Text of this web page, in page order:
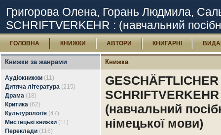
Григорова Олена, Горань Людмила,
SCHRIFTVERKEHR : (навчальний
ГОЛОВНА КНИЖКИ АВТОРИ КНИГАРНІ
Книжки за жанрами
Аудіокнижки (11)
Дитяча література (215)
Драма (18)
Критика (62)
Культурологія (47)
Мистецькі книжки (11)
Переклади (116)
Книжка
GESCHÄFTLICHER
(навчальний
німецької мови)